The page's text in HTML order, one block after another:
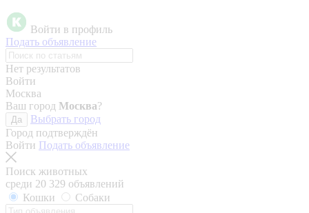
Войти в профиль
Подать объявление
Нет результатов
Войти
Москва
Ваш город Москва?
Да
Выбрать город
Город подтверждён
Войти Подать объявление
Поиск животных
среди 20 329 объявлений
Кошки
Собаки